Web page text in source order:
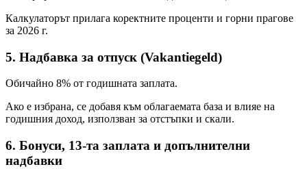
Калкулаторът прилага коректните проценти и горни прагове
за 2026 г.
5. Надбавка за отпуск (Vakantiegeld)
Обичайно 8% от годишната заплата.
Ако е избрана, се добавя към облагаемата база и влияе на
годишния доход, използван за отстъпки и скали.
6. Бонуси, 13-та заплата и допълнителни
надбавки